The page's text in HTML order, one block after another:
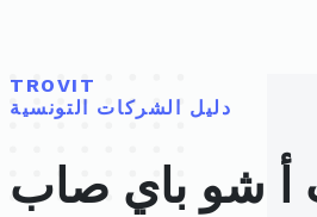
TROVIT
دليل الشركات التونسية
أ شو باي صاب